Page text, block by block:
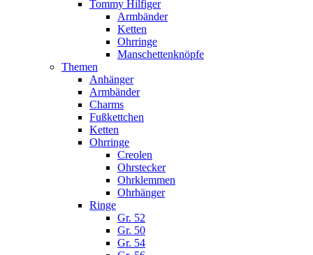
Tommy Hilfiger
Armbänder
Ketten
Ohrringe
Manschettenknöpfe
Themen
Anhänger
Armbänder
Charms
Fußkettchen
Ketten
Ohrringe
Creolen
Ohrstecker
Ohrklemmen
Ohrhänger
Ringe
Gr. 52
Gr. 50
Gr. 54